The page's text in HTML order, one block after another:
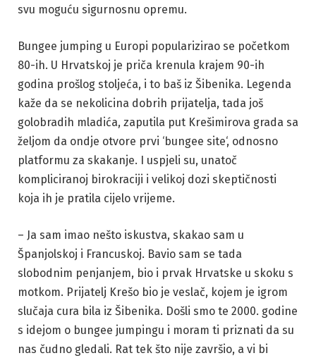
svu moguću sigurnosnu opremu.
Bungee jumping u Europi popularizirao se početkom
80-ih. U Hrvatskoj je priča krenula krajem 90-ih
godina prošlog stoljeća, i to baš iz Šibenika. Legenda
kaže da se nekolicina dobrih prijatelja, tada još
golobradih mladića, zaputila put Krešimirova grada sa
željom da ondje otvore prvi ‘bungee site‘, odnosno
platformu za skakanje. I uspjeli su, unatoč
kompliciranoj birokraciji i velikoj dozi skeptičnosti
koja ih je pratila cijelo vrijeme.
– Ja sam imao nešto iskustva, skakao sam u
Španjolskoj i Francuskoj. Bavio sam se tada
slobodnim penjanjem, bio i prvak Hrvatske u skoku s
motkom. Prijatelj Krešo bio je veslač, kojem je igrom
slučaja cura bila iz Šibenika. Došli smo te 2000. godine
s idejom o bungee jumpingu i moram ti priznati da su
nas čudno gledali. Rat tek što nije završio, a vi bi